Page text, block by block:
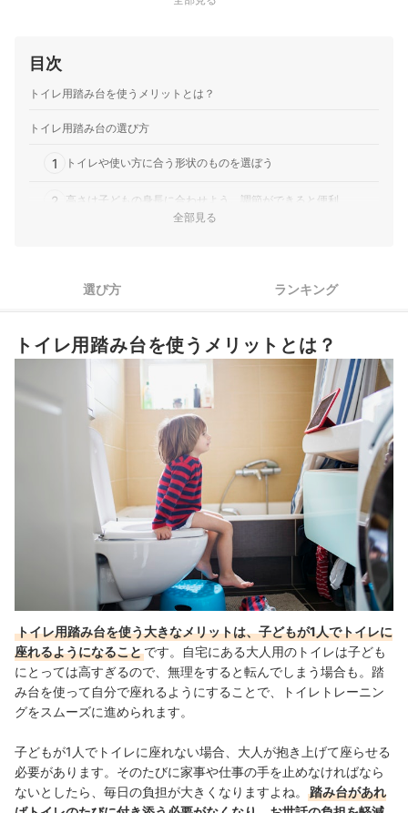
目次
トイレ用踏み台を使うメリットとは？
トイレ用踏み台の選び方
1 トイレや使い方に合う形状のものを選ぼう
2 高さは子どもの身長に合わせよう。調節ができると便利
5 子どもや自分の好みにぴったりなデザインを見つけよう
トイレ用踏み台全16商品おすすめ人気ランキング
ほかのトイレトレーニング用品も、あわせてチェック
トイレ用踏み台の売れ筋ランキングもチェック！
全部見る
選び方 ランキング
トイレ用踏み台を使うメリットとは？
トイレ用踏み台を使う大きなメリットは、子どもが1人でトイレに
座れるようになることです。自宅にある大人用のトイレは子ども
にとっては高すぎるので、無理をすると転んでしまう場合も。踏
み台を使って自分で座れるようにすることで、トイレトレーニン
グをスムーズに進められます。
子どもが1人でトイレに座れない場合、大人が抱き上げて座らせる
必要があります。そのたびに家事や仕事の手を止めなければなら
ないとしたら、毎日の負担が大きくなりますよね。
踏み台があれ